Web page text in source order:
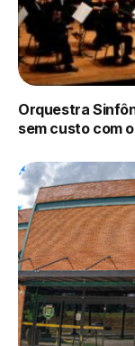
Orquestra
sem custo com